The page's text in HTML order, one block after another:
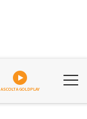
ASCOLTA GOLDPLAY